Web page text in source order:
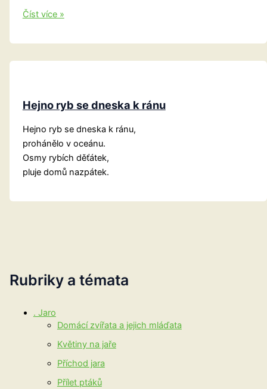
Rubriky a témata
. Jaro
Domácí zvířata a jejich mláďata
Květiny na jaře
Příchod jara
Přílet ptáků
Co
mělo
3-
4
leté
dítě?
Číst více »
Hejno ryb se dneska k ránu
Hejno ryb se dneska k ránu,
prohánělo v oceánu.
Osmy rybích děťátek,
pluje domů nazpátek.